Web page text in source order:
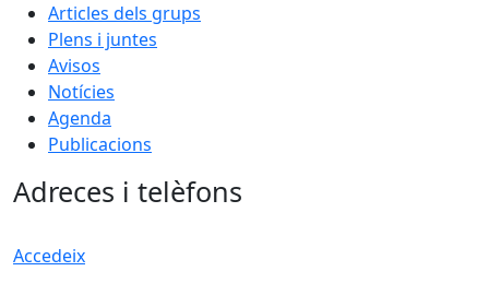
Articles dels grups
Plens i juntes
Avisos
Notícies
Agenda
Publicacions
Adreces i telèfons
Accedeix